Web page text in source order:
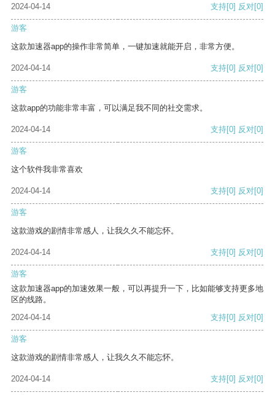
2024-04-14
支持[0] 反对[0]
游客
这款加速器app的操作非常简单，一键加速就能开启，非常方便。
2024-04-14 支持[0] 反对[0]
游客
这款app的功能非常丰富，可以满足我不同的社交需求。
2024-04-14 支持[0] 反对[0]
游客
这个软件我非常喜欢
2024-04-14 支持[0] 反对[0]
游客
这款游戏的剧情非常感人，让我久久不能忘怀。
2024-04-14 支持[0] 反对[0]
游客
这款加速器app的加速效果一般，可以再提升一下，比如能够支持更多地
区的线路。
2024-04-14
支持[0] 反对[0]
游客
这款游戏的剧情非常感人，让我久久不能忘怀。
2024-04-14 支持[0] 反对[0]